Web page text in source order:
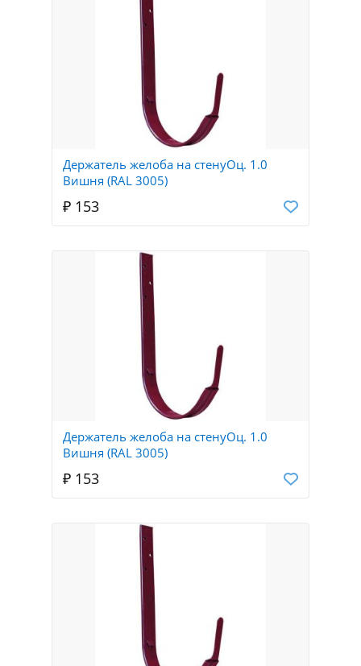
Держатель желоба на стенуОц. 1.0
Вишня (RAL 3005)
₽ 153
Держатель желоба на стенуОц. 1.0
Вишня (RAL 3005)
₽ 153